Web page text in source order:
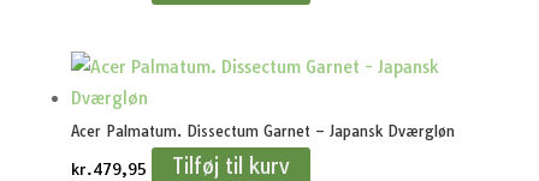
Acer Palmatum. Dissectum Garnet – Japansk Dværgløn
kr.479,95 Tilføj til kurv